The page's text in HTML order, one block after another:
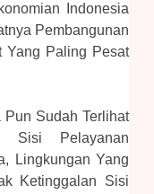
Indonesia
Pembangunan
Yang Paling Pesat
Sudah Terlihat
Sisi Pelayanan
Lingkungan Yang
Ketinggalan Sisi